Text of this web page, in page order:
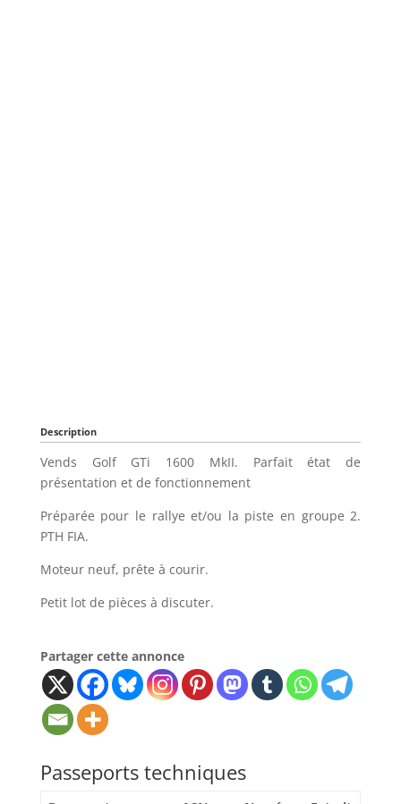
Description
Vends Golf GTi 1600 MkII. Parfait état de
présentation et de fonctionnement
Préparée pour le rallye et/ou la piste en groupe 2.
PTH FIA.
Moteur neuf, prête à courir.
Petit lot de pièces à discuter.
Partager cette annonce
Passeports techniques